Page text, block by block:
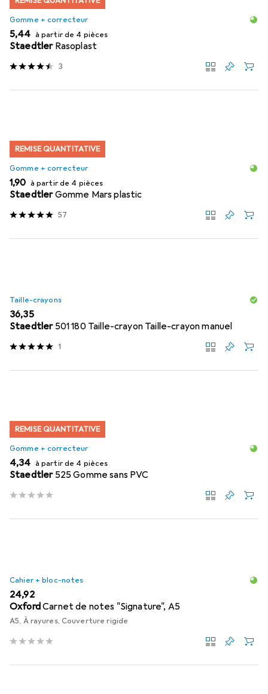
Gomme + correcteur
EUR
5,44 à partir de 4 pièces
Staedtler Rasoplast
3
REMISE QUANTITATIVE
Gomme + correcteur
EUR
1,90 à partir de 4 pièces
StaedtlerGomme Mars plastic
57
Taille-crayons
EUR
36,35
Staedtler501 180 Taille-crayon Taille-crayon manuel
1
REMISE QUANTITATIVE
Gomme + correcteur
EUR
4,34 à partir de 4 pièces
Staedtler525 Gomme sans PVC
Cahier + bloc-notes
EUR
24,92
OxfordCarnet de notes "Signature", A5
A5, À rayures, Couverture rigide